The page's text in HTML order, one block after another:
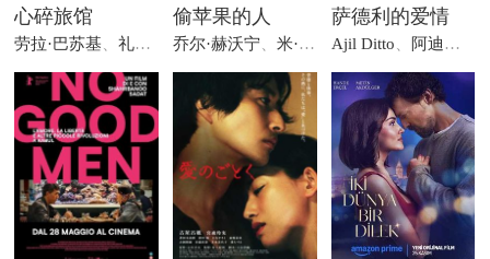
心碎旅馆
劳拉·巴苏基 、礼萨·拉哈迪安 、希拉·达拉·艾莎
偷苹果的人
乔尔·赫沃宁、 米·库基 、亚历克斯·安东
萨德利的爱情
Ajil Ditto 阿迪妮·威拉丝缇